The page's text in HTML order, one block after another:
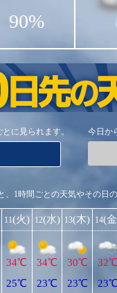
90%
に見られます。 今日か
、1時間ごとの天気やその日
11(火)
34℃
25℃
12(水)
34℃
23℃
13(木)
30℃
23℃
14(
32℃
23℃